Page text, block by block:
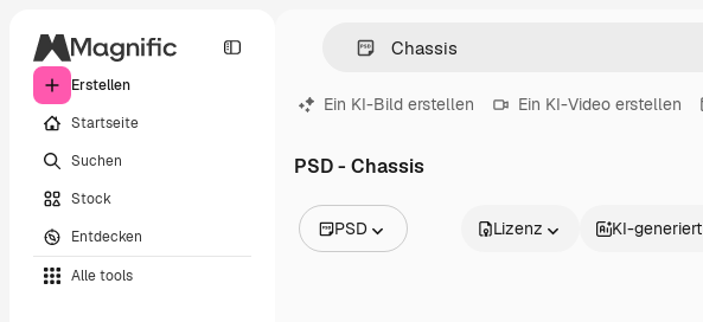
Erstellen
Startseite
Suchen
Stock
Entdecken
Alle tools
Ein KI-Bild erstellen Ein KI-Video erstellen
PSD - Chassis
PSD Lizenz KI-generiert